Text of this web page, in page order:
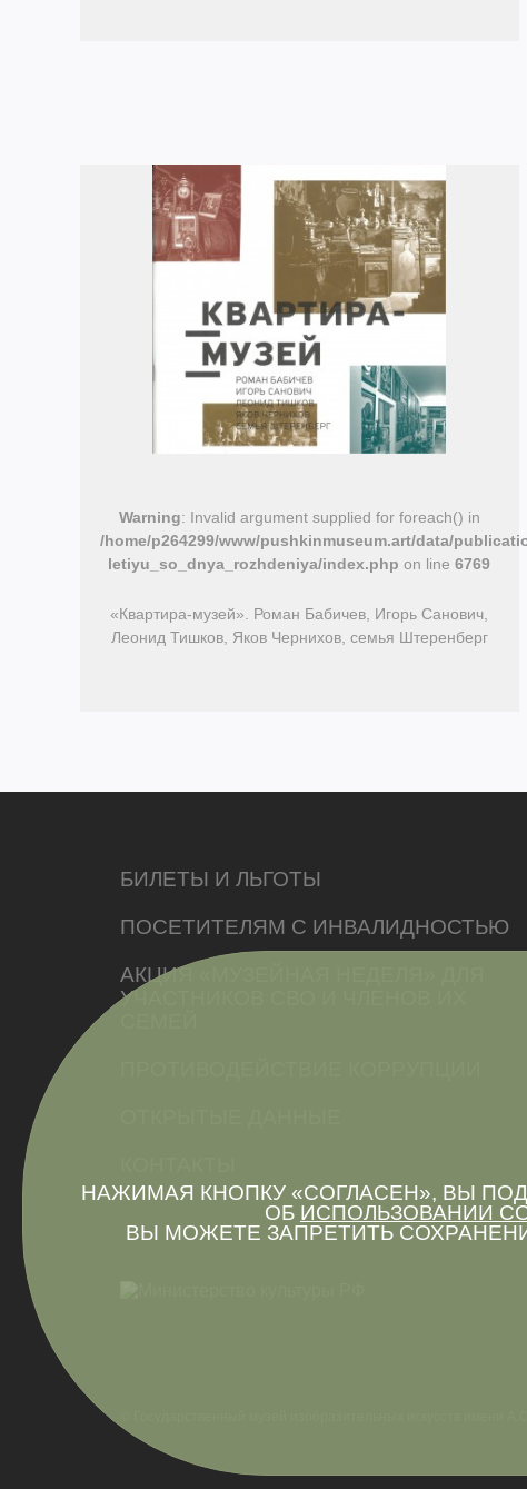
Warning: Invalid argument supplied for foreach() in
/home/p264299/www/pushkinmuseum.art/data/
letiyu_so_dnya_rozhdeniya/index.php on line6769
«Квартира-музей». Роман Бабичев, Игорь Санович,
Леонид Тишков, Яков Чернихов, семья Штеренберг
НАЖИМАЯ КНОПКУ «СОГЛАСЕН», ВЫ
ОБ ИСПОЛЬЗОВАНИИ
ВЫ МОЖЕТЕ ЗАПРЕТИТЬ
БИЛЕТЫ И ЛЬГОТЫ
ПОСЕТИТЕЛЯМ С ИНВАЛИДНОСТЬЮ
АКЦИЯ «МУЗЕЙНАЯ НЕДЕЛЯ» ДЛЯ
УЧАСТНИКОВ СВО И ЧЛЕНОВ ИХ